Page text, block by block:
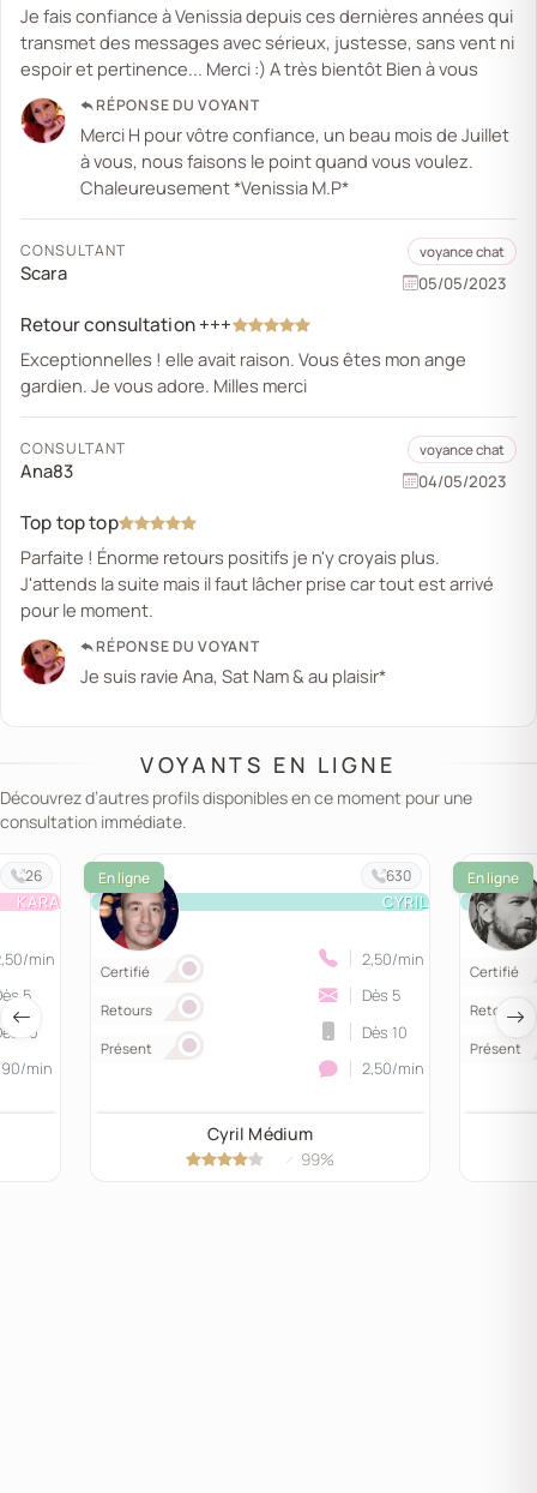
Je fais confiance à Venissia depuis ces dernières années qui
transmet des messages avec sérieux, justesse, sans vent ni
espoir et pertinence... Merci :) A très bientôt Bien à vous
RÉPONSE DU VOYANT
Merci H pour vôtre confiance, un beau mois de Juillet
à vous, nous faisons le point quand vous voulez.
Chaleureusement *Venissia M.P*
CONSULTANT
Scara
voyance chat
05/05/2023
Retour consultation +++
Exceptionnelles ! elle avait raison. Vous êtes mon ange
gardien. Je vous adore. Milles merci
CONSULTANT
Ana83
voyance chat
04/05/2023
Top top top
Parfaite ! Énorme retours positifs je n'y croyais plus.
J'attends la suite mais il faut lâcher prise car tout est arrivé
pour le moment.
RÉPONSE DU VOYANT
Je suis ravie Ana, Sat Nam & au plaisir*
VOYANTS EN LIGNE
Découvrez d’autres profils disponibles en ce moment pour une
consultation immédiate.
26
KARA
min
5
10
min
630
CYRIL
Certifié
Retours
Présent
2,50/min
Dès 5
Dès 10
2,50/min
Cyril Médium
99%
Certifié
Retours
Présent